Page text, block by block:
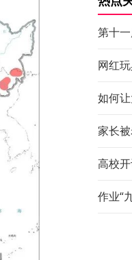
第十
网红
如何
家长
高校
作业“